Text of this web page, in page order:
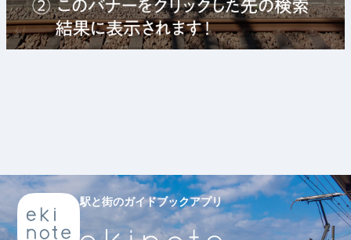
駅と街のガイドブックアプリ